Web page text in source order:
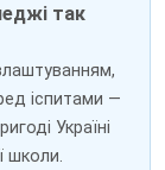
так
іспитами —
Україні
школи.